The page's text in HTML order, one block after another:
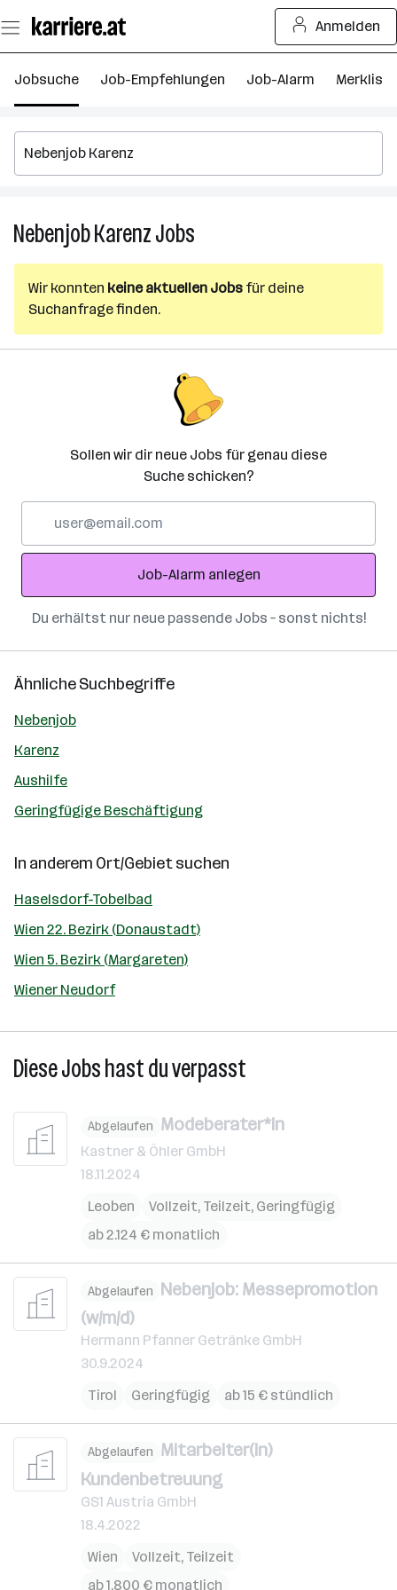
Seiteninhalt
springen
Anmelden
Jobsuche Job-Empfehlungen Job-Alarm Merkliste
Nebenjob KarenzJobs
Wir konnten keine aktuellen Jobs für deine
Suchanfrage finden.
Sollen wir dir neue Jobs für genau diese
Suche schicken?
Adresse
Job-Alarm anlegen
Du erhältst nur neue passende Jobs – sonst nichts!
Ähnliche Suchbegriffe
Nebenjob
Karenz
Aushilfe
Geringfügige Beschäftigung
In anderem Ort/Gebiet suchen
Haselsdorf-Tobelbad
Wien 22. Bezirk (Donaustadt)
Wien 5. Bezirk (Margareten)
Wiener Neudorf
Diese Jobs hast du verpasst
Abgelaufen Modeberater*in
Kastner & Öhler GmbH
18.11.2024
Leoben
Vollzeit, Teilzeit, Geringfügig
ab 2.124 € monatlich
Abgelaufen Nebenjob: Messepromotion
(w/m/d)
Hermann Pfanner Getränke GmbH
30.9.2024
Tirol
Geringfügig ab 15 € stündlich
Abgelaufen Mitarbeiter(in)
Kundenbetreuung
GS1 Austria GmbH
18.4.2022
Wien
Vollzeit, Teilzeit
ab 1.800 € monatlich